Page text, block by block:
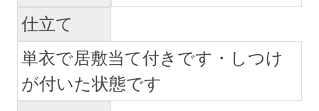
仕立て
単衣で居敷当て付きです・しつけ
が付いた状態です